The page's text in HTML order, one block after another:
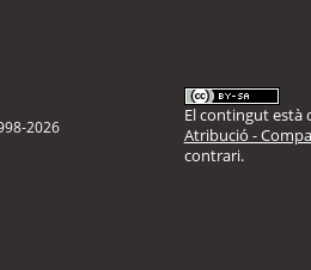
2026
El contingut està
Atribució -
contrari.